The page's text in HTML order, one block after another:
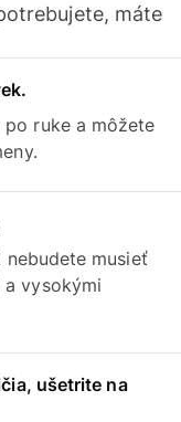
máte
ruke a môžete
musieť
vysokými
ušetrite na